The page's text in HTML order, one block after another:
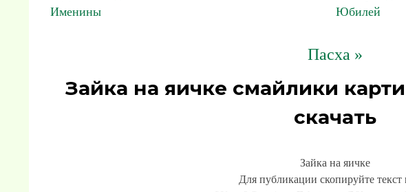
Именины
Юбилей
Пасха »
Зайка на яичке смайлики
скачать
Зайка на яичке
Для публикации скопируйте текст